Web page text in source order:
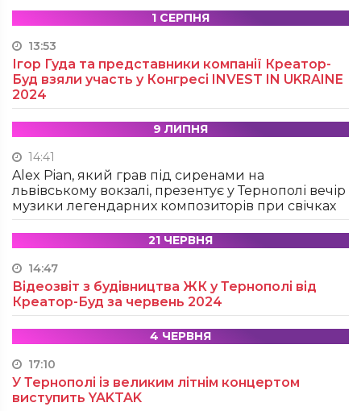
1 СЕРПНЯ
13:53
Ігор Гуда та представники компанії Креатор-
Буд взяли участь у Конгресі INVEST IN UKRAINE
2024
9 ЛИПНЯ
14:41
Alex Pian, який грав під сиренами на
львівському вокзалі, презентує у Тернополі вечір
музики легендарних композиторів при свічках
21 ЧЕРВНЯ
14:47
Відеозвіт з будівництва ЖК у Тернополі від
Креатор-Буд за червень 2024
4 ЧЕРВНЯ
17:10
У Тернополі із великим літнім концертом
виступить YAKTAK